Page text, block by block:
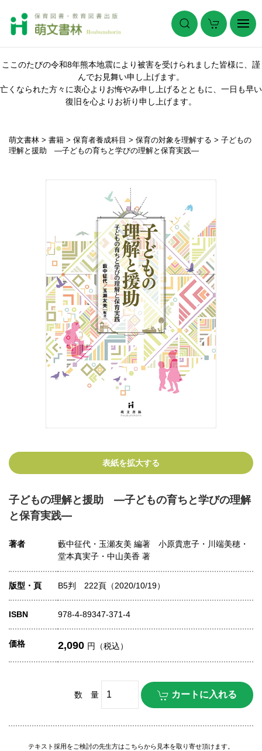
ここのたびの令和8年熊本地震により被害を受けられました皆様に、謹
んでお見舞い申し上げます。
亡くなられた方々に衷心よりお悔やみ申し上げるとともに、一日も早い
復旧を心よりお祈り申し上げます。
萌文書林 > 書籍 > 保育者養成科目 > 保育の対象を理解する > 子どもの
理解と援助 ―子どもの育ちと学びの理解と保育実践―
表紙を拡大する
子どもの理解と援助 ―子どもの育ちと学びの理解
と保育実践―
著者
藪中征代・玉瀬友美 編著 小原貴恵子・川端美穂・
堂本真実子・中山美香 著
版型・頁 B5判 222頁（2020/10/19）
ISBN 978-4-89347-371-4
価格 2,090 円（税込）
数 量
テキスト採用をご検討の先生方はこちらから見本を取り寄せ頂けます。